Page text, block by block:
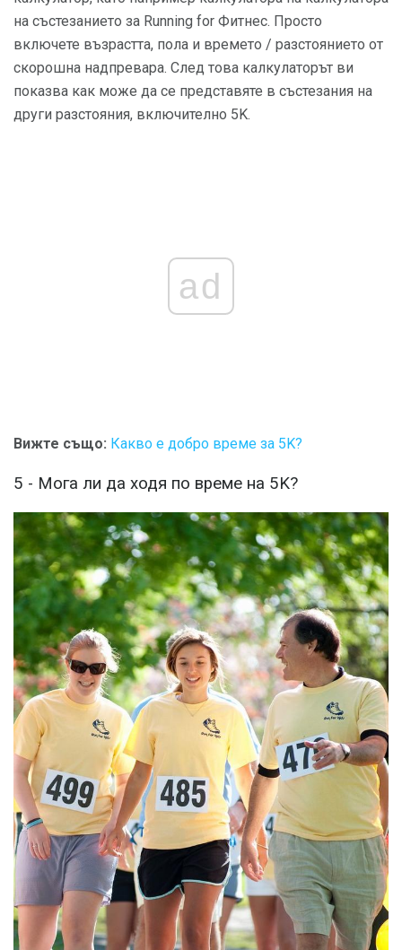
на състезанието за Running for Фитнес. Просто
включете възрастта, пола и времето / разстоянието от
скорошна надпревара. След това калкулаторът ви
показва как може да се представяте в състезания на
други разстояния, включително 5K.
ad
Вижте също: Какво е добро време за 5K?
5 - Мога ли да ходя по време на 5K?